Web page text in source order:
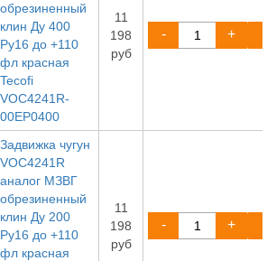
обрезиненный
клин Ду 400
Ру16 до +110
фл красная
Tecofi
VOC4241R-
00EP0400
11
198
руб
- +
Задвижка чугун
VOC4241R
аналог МЗВГ
обрезиненный
клин Ду 200
Ру16 до +110
фл красная
11
198
руб
- +